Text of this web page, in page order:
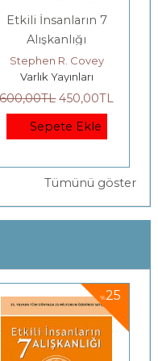
Gençlerle Baş Başa:
Felsefenin
Bahçesinde
Yıldız Silier
Yordam Kitap
200,00TL 140,00TL
Sepete Ekle
Tümünü göster
25